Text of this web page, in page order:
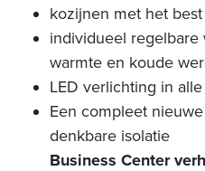
kozijnen met het
individueel
warmte en koude
LED verlichting in
Een compleet
denkbare isolatie
Business Center